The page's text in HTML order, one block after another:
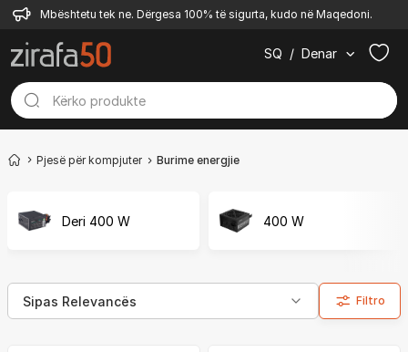
Mbështetu tek ne. Dërgesa 100% të sigurta, kudo në Maqedoni.
SQ / Denar
Pjesë për kompjuter Burime energjie
Deri 400 W 400 W
Filtro